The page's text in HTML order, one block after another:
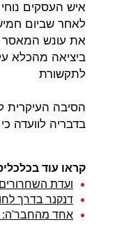
לאחר שביום
ביציאה מהכלא
לתקשורת
הסיבה העיקרית
בדבריה לוועדה
קראו עוד
ועדת
דנקנר בדרך
אחד מהחבר'ה: